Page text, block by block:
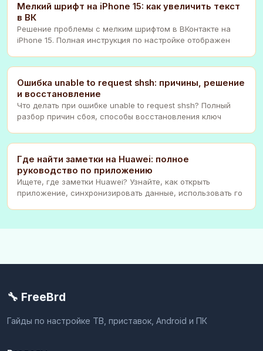
Мелкий шрифт на iPhone 15: как увеличить текст
в ВК
Решение проблемы с мелким шрифтом в ВКонтакте на
iPhone 15. Полная инструкция по настройке отображен
Ошибка unable to request shsh: причины, решение
и восстановление
Что делать при ошибке unable to request shsh? Полный
разбор причин сбоя, способы восстановления ключ
Где найти заметки на Huawei: полное
руководство по приложению
Ищете, где заметки Huawei? Узнайте, как открыть
приложение, синхронизировать данные, использовать го
🔧 FreeBrd
Гайды по настройке ТВ, приставок, Android и ПК